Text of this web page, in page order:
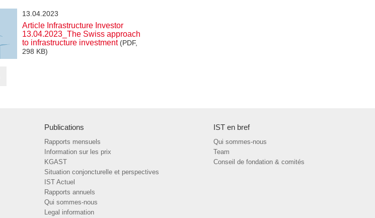
13.04.2023
Article Infrastructure Investor
13.04.2023_The Swiss approach
to infrastructure investment (PDF,
298 KB)
Publications
Rapports mensuels
Information sur les prix
KGAST
Situation conjoncturelle et perspectives
IST Actuel
Rapports annuels
Qui sommes-nous
Legal information
IST en bref
Qui sommes-nous
Team
Conseil de fondation & comités